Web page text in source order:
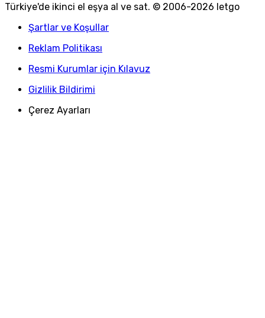
Türkiye'de ikinci el eşya al ve sat. © 2006-2026 letgo
Şartlar ve Koşullar
Reklam Politikası
Resmi Kurumlar için Kılavuz
Gizlilik Bildirimi
Çerez Ayarları